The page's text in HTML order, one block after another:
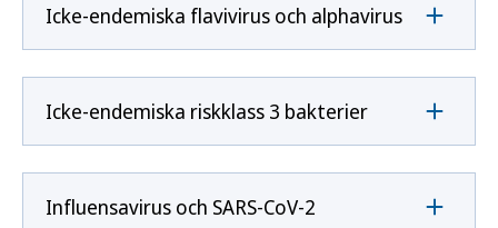
Icke-endemiska flavivirus och alphavirus
Icke-endemiska riskklass 3 bakterier
Influensavirus och SARS-CoV-2